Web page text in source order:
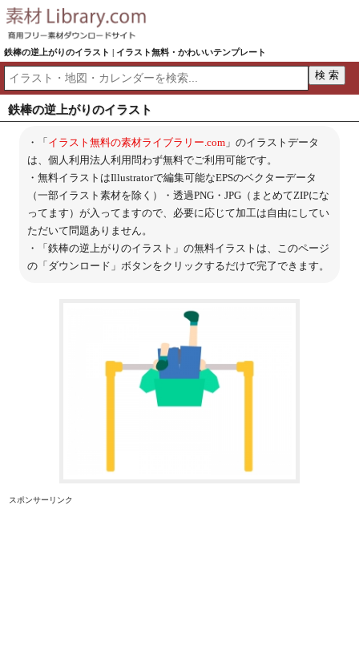
鉄棒の逆上がりのイラスト | イラスト無料・かわいいテンプレート
鉄棒の逆上がりのイラスト
・「イラスト無料の素材ライブラリー.com」のイラストデータ
は、個人利用法人利用問わず無料でご利用可能です。
・無料イラストはIllustratorで編集可能なEPSのベクターデータ
（一部イラスト素材を除く）・透過PNG・JPG（まとめてZIPにな
ってます）が入ってますので、必要に応じて加工は自由にしてい
ただいて問題ありません。
・「鉄棒の逆上がりのイラスト」の無料イラストは、このページ
の「ダウンロード」ボタンをクリックするだけで完了できます。
スポンサーリンク